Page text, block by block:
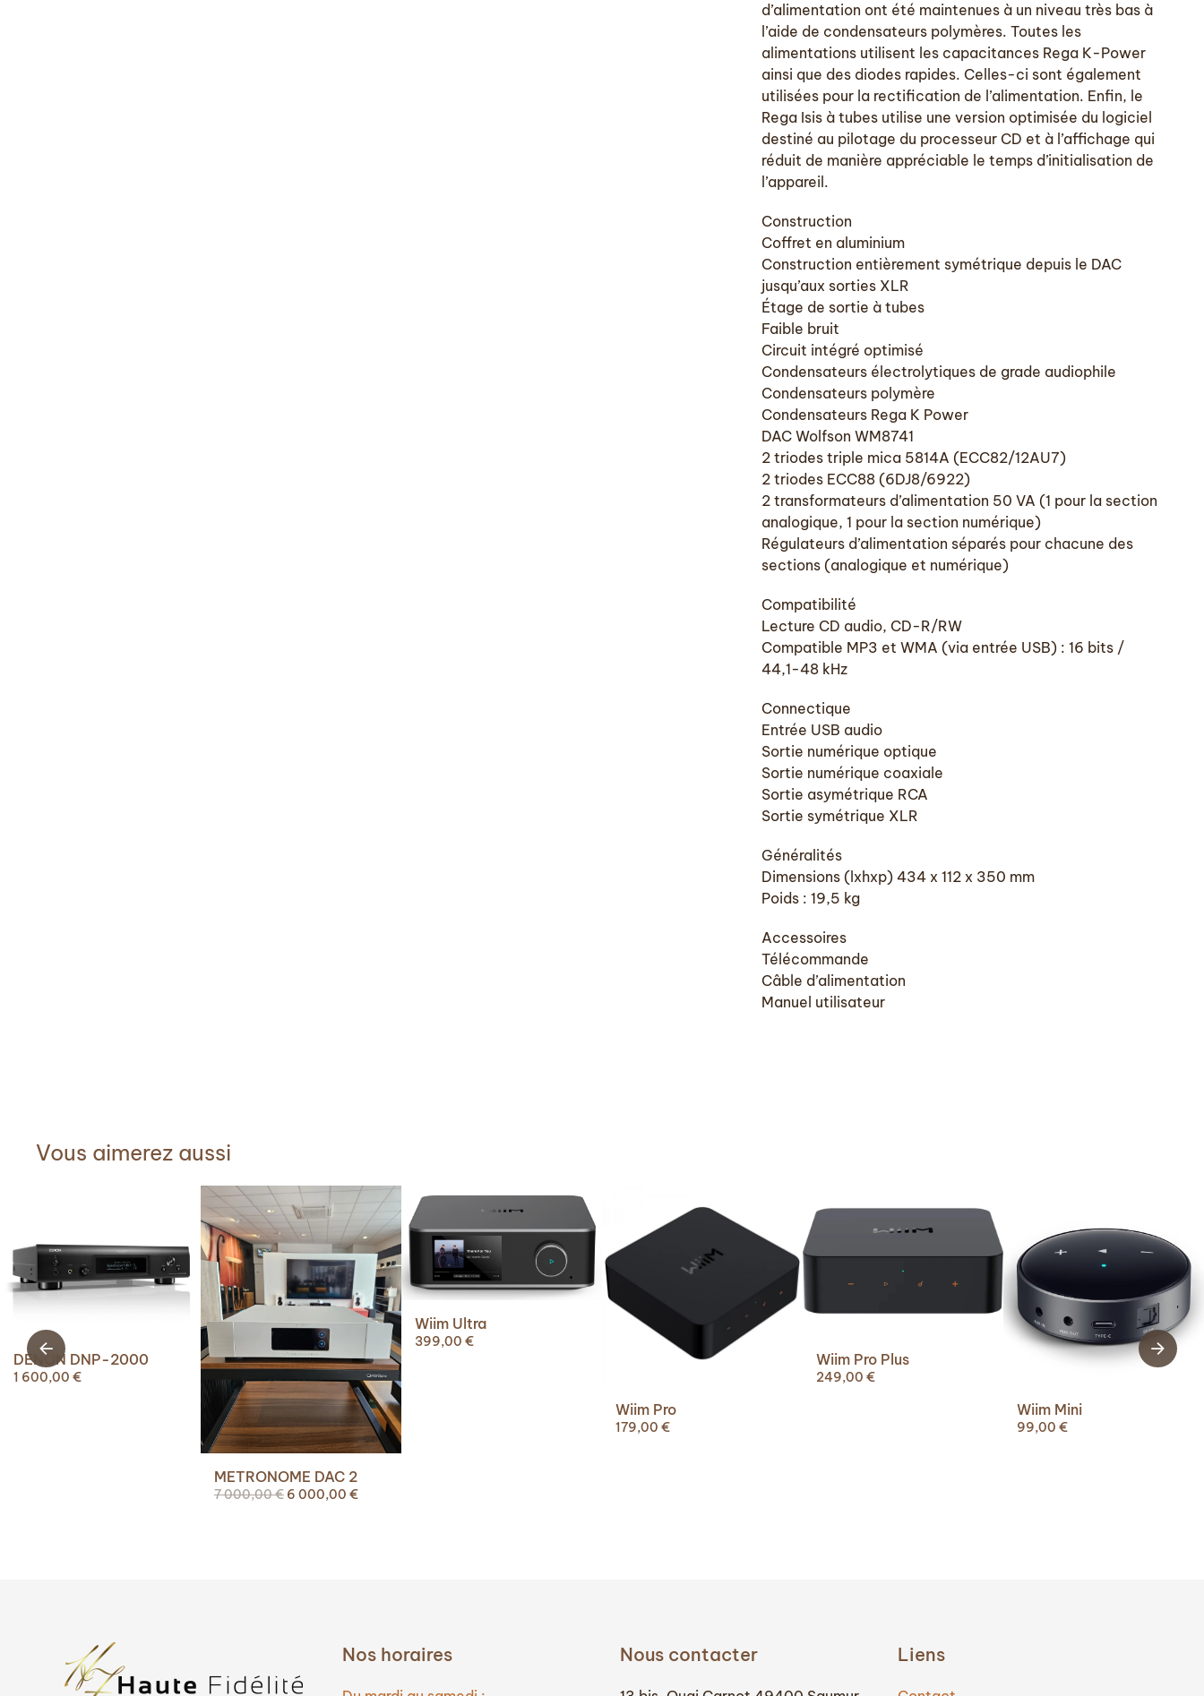
d’alimentation ont été maintenues à un niveau très bas à
l’aide de condensateurs polymères. Toutes les
alimentations utilisent les capacitances Rega K-Power
ainsi que des diodes rapides. Celles-ci sont également
utilisées pour la rectification de l’alimentation. Enfin, le
Rega Isis à tubes utilise une version optimisée du logiciel
destiné au pilotage du processeur CD et à l’affichage qui
réduit de manière appréciable le temps d’initialisation de
l’appareil.
Construction
Coffret en aluminium
Construction entièrement symétrique depuis le DAC
jusqu’aux sorties XLR
Étage de sortie à tubes
Faible bruit
Circuit intégré optimisé
Condensateurs électrolytiques de grade audiophile
Condensateurs polymère
Condensateurs Rega K Power
DAC Wolfson WM8741
2 triodes triple mica 5814A (ECC82/12AU7)
2 triodes ECC88 (6DJ8/6922)
2 transformateurs d’alimentation 50 VA (1 pour la section
analogique, 1 pour la section numérique)
Régulateurs d’alimentation séparés pour chacune des
sections (analogique et numérique)
Compatibilité
Lecture CD audio, CD-R/RW
Compatible MP3 et WMA (via entrée USB) : 16 bits /
44,1-48 kHz
Connectique
Entrée USB audio
Sortie numérique optique
Sortie numérique coaxiale
Sortie asymétrique RCA
Sortie symétrique XLR
Généralités
Dimensions (lxhxp) 434 x 112 x 350 mm
Poids : 19,5 kg
Accessoires
Télécommande
Câble d’alimentation
Manuel utilisateur
Vous aimerez aussi
DENON DNP-2000
1 600,00 €
METRONOME DAC 2
7 000,00€ Le
6 000,00 €Le
Wiim Ultra
399,00 €
Wiim Pro
179,00 €
Wiim Pro Plus
249,00 €
Wiim Mini
99,00 €
Nos horaires Nous contacter Liens